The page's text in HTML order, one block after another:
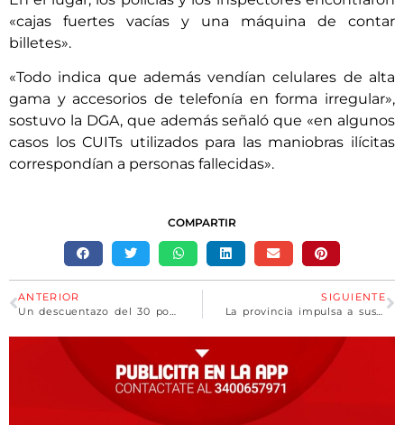
«cajas fuertes vacías y una máquina de contar
billetes».
«Todo indica que además vendían celulares de alta
gama y accesorios de telefonía en forma irregular»,
sostuvo la DGA, que además señaló que «en algunos
casos los CUITs utilizados para las maniobras ilícitas
correspondían a personas fallecidas».
COMPARTIR
ANTERIOR
Un descuentazo del 30 por ciento más el 21: Billetera Santa Fe ya funciona con Compre Sin IVA
SIGUIENTE
La provincia impulsa a sus pymes exportadoras en ferias de Italia, México, Perú y El Salvador